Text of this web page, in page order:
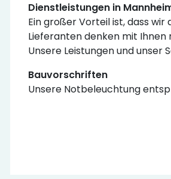
Dienstleistungen in
Ein großer Vorteil ist, dass
Lieferanten denken mit Ihnen
Unsere Leistungen und
Bauvorschriften
Unsere Notbeleuchtung